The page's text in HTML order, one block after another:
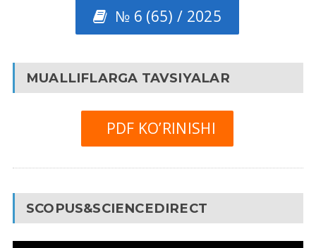
№ 6 (65) / 2025
MUALLIFLARGA TAVSIYALAR
PDF KO’RINISHI
SCOPUS&SCIENCEDIRECT